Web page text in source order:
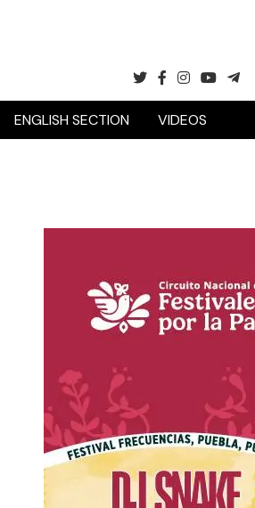
ENGLISH SECTION VIDEOS